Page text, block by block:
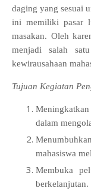
daging yang sesuai
ini memiliki pasar
masakan. Oleh
menjadi salah
kewirausahaan
Tujuan Kegiatan
dalam
mahasiswa
Membuka
berkelanjutan.